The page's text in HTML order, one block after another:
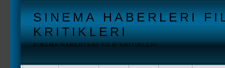
SINEMA HABERLERI
KRITIKLERI
SINEMA HABERLERI FILM KRITIKLERI